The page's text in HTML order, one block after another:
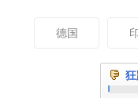
德国